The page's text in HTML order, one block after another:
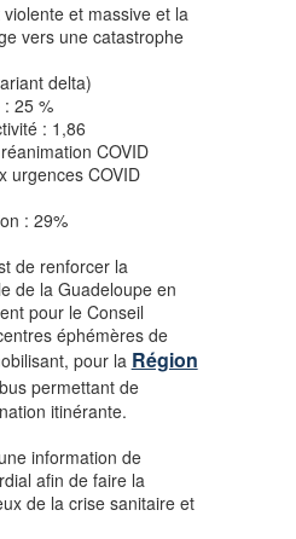
et massive et la
vers une catastrophe
delta)
25 %
: 1,86
COVID
urgences COVID
: 29%
de renforcer la
de la Guadeloupe en
pour le Conseil
éphémères de
pour la Région
permettant de
itinérante.
information de
afin de faire la
de la crise sanitaire et